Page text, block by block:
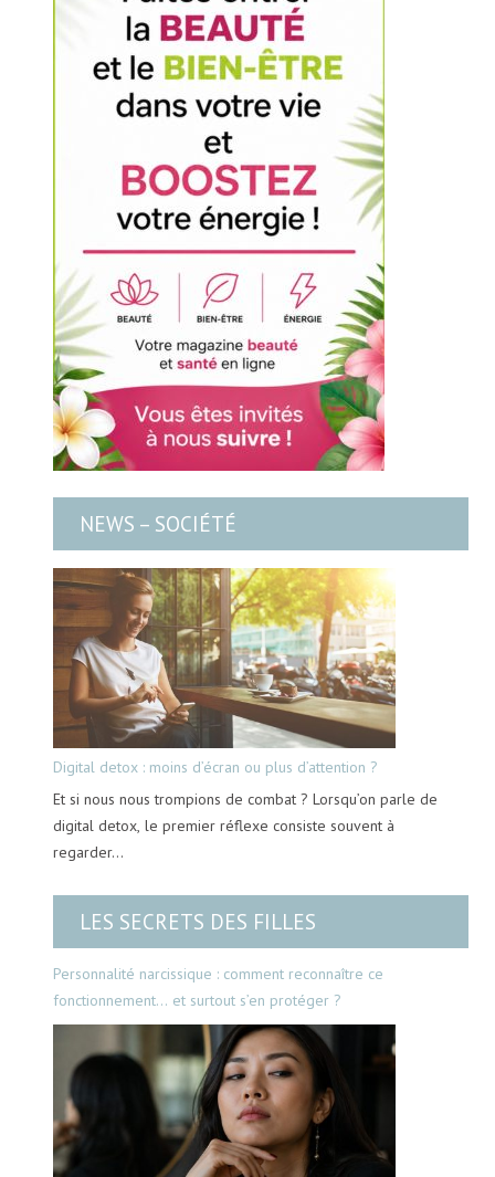
NEWS – SOCIÉTÉ
Digital detox : moins d’écran ou plus d’attention ?
Et si nous nous trompions de combat ? Lorsqu’on parle de
digital detox, le premier réflexe consiste souvent à
regarder…
LES SECRETS DES FILLES
Personnalité narcissique : comment reconnaître ce
fonctionnement… et surtout s’en protéger ?